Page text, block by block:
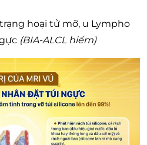
hoại tử mỡ, u Lympho
(BIA-ALCL hiếm)